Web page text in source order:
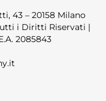
43 – 20158 Milano
i Diritti Riservati |
2085843